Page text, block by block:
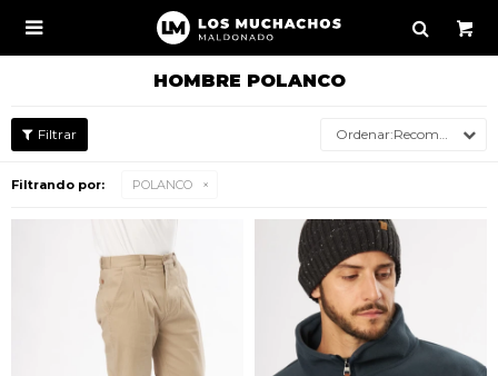

HOMBRE POLANCO
Recomendados
Filtrando por: POLANCO